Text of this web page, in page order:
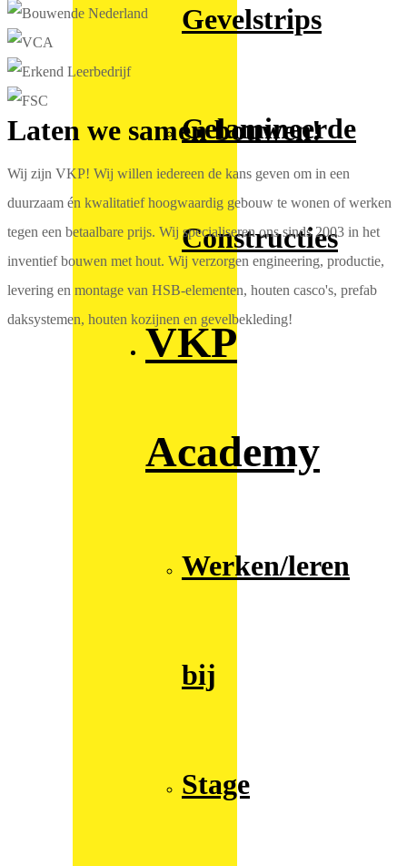
Gevelstrips
Gelamineerde
Constructies
VKP
Academy
Werken/leren
bij
Stage
Laten we samen bouwen!
Wij zijn VKP! Wij willen iedereen de kans geven om in een
duurzaam én kwalitatief hoogwaardig gebouw te wonen of werken
tegen een betaalbare prijs. Wij specialiseren ons sinds 2003 in het
inventief bouwen met hout. Wij verzorgen engineering, productie,
levering en montage van HSB-elementen, houten casco's, prefab
daksystemen, houten kozijnen en gevelbekleding!